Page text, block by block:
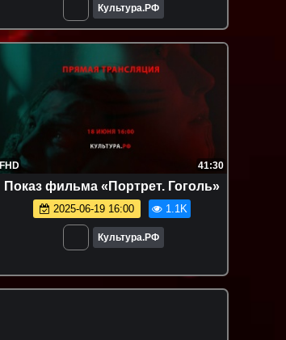
Мастранджело
Культура.РФ
FHD 41:30
Показ фильма «Портрет. Гоголь»
2025-06-19 16:00 1.1K
Культура.РФ